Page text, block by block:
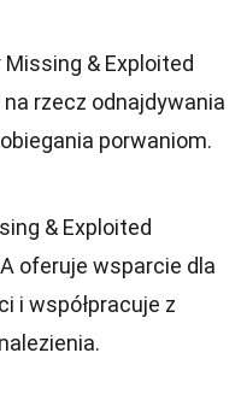
& Exploited
na rzecz odnajdywania
porwaniom.
& Exploited
oferuje wsparcie dla
i współpracuje z